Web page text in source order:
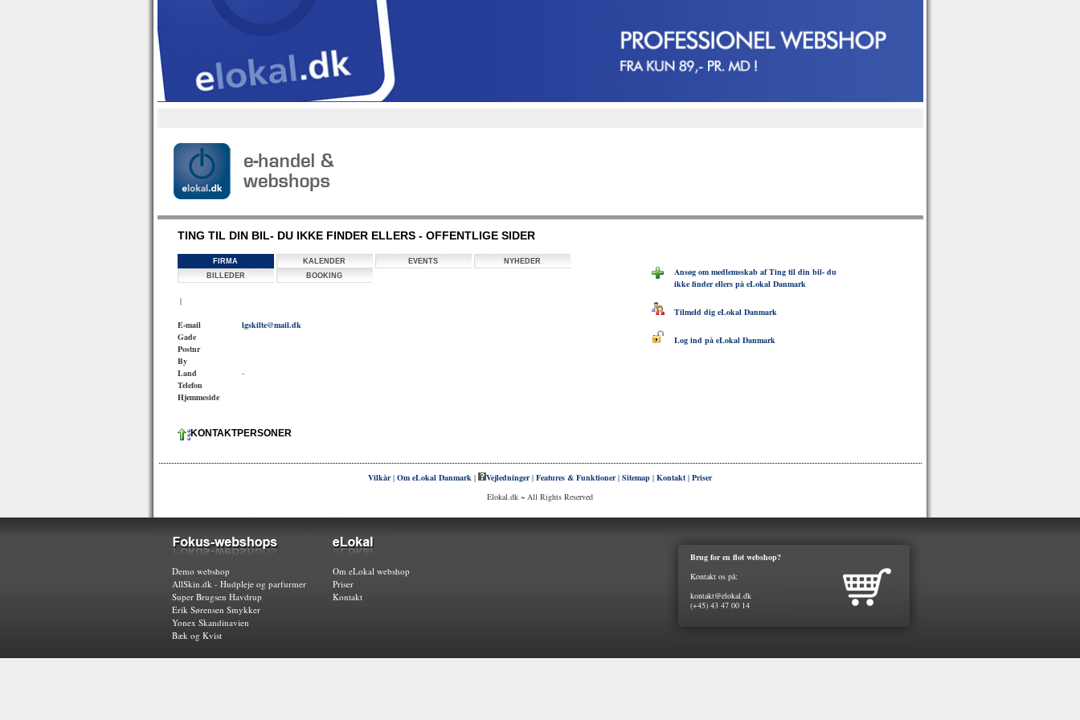
TING TIL DIN BIL- DU IKKE FINDER ELLERS - OFFENTLIGE SIDER
FIRMA KALENDER EVENTS
NYHEDER
BILLEDER
BOOKING
|
E-mail
lgskilte@mail.dk
Gade
Postnr
By
Land
-
Telefon
Hjemmeside
KONTAKTPERSONER
Ansøg om medlemsskab af Ting til din bil- du
ikke finder ellers på eLokal Danmark
Tilmeld dig eLokal Danmark
Log ind på eLokal Danmark
Vilkår| Om eLokal Danmark | Vejledninger| Features & Funktioner| Sitemap | Kontakt | Priser
Elokal.dk ~ All Rights Reserved
Brug for en flot webshop?
Kontakt os på:
kontakt@elokal.dk
(+45) 43 47 00 14
Demo webshop
AllSkin.dk - Hudpleje og parfurmer
Super Brugsen Havdrup
Erik Sørensen Smykker
Yonex Skandinavien
Bæk og Kvist
Om eLokal webshop
Priser
Kontakt